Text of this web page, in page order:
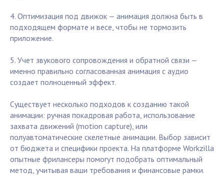
4. Оптимизация под движок — анимация должна быть в
подходящем формате и весе, чтобы не тормозить
приложение.
5. Учет звукового сопровождения и обратной связи —
именно правильно согласованная анимация с аудио
создает полноценный эффект.
Существует несколько подходов к созданию такой
анимации: ручная покадровая работа, использование
захвата движений (motion capture), или
полуавтоматические скелетные анимации. Выбор зависит
от бюджета и специфики проекта. На платформе Workzilla
опытные фрилансеры помогут подобрать оптимальный
метод, учитывая ваши требования и финансовые рамки.